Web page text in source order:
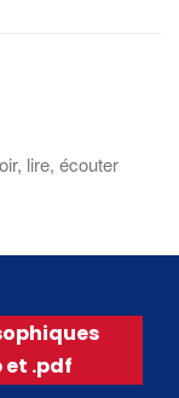
lire, écouter
et .pdf